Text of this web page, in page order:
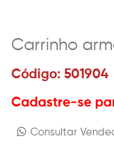
Carrinho
Código: 501904
Cadastre-se
Consultar